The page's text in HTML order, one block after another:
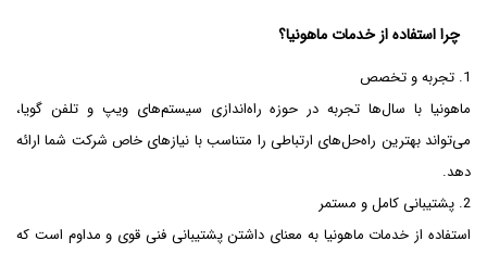
چرا استفاده از خدمات ماهونیا؟
1. تجربه و تخصص
ماهونیا با سال‌ها تجربه در حوزه راه‌اندازی سیستم‌های ویپ و تلفن گویا،
می‌تواند بهترین راه‌حل‌های ارتباطی را متناسب با نیازهای خاص شرکت شما ارائه
دهد.
2. پشتیبانی کامل و مستمر
استفاده از خدمات ماهونیا به معنای داشتن پشتیبانی فنی قوی و مداوم است که